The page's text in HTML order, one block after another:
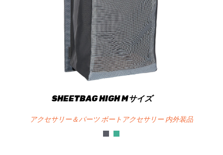
SHEETBAG HIGH Mサイズ
アクセサリー＆パーツ ボートアクセサリー 内外装品